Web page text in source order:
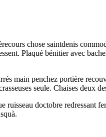
chose saintdenis
Plaqué bénitier avec
main penchez portière
seule. Chaises deux
doctobre